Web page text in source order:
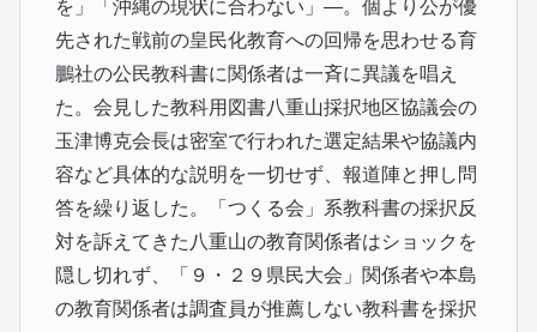
先された戦前の皇民化教育への回帰を思わせる育
鵬社の公民教科書に関係者は一斉に異議を唱え
た。会見した教科用図書八重山採択地区協議会の
玉津博克会長は密室で行われた選定結果や協議内
容など具体的な説明を一切せず、報道陣と押し問
答を繰り返した。「つくる会」系教科書の採択反
対を訴えてきた八重山の教育関係者はショックを
隠し切れず、「９・２９県民大会」関係者や本島
の教育関係者は調査員が推薦しない教科書を採択